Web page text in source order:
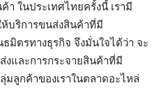
ในประเทศไทยครั้งนี้ เรามี
ห้บริการขนส่งสินค้าที่มี
มิตรทางธุรกิจ จึงมั่นใจได้ว่า จะ
งและการกระจายสินค้าที่มี
มลูกค้าของเราในตลาดอะไหล่